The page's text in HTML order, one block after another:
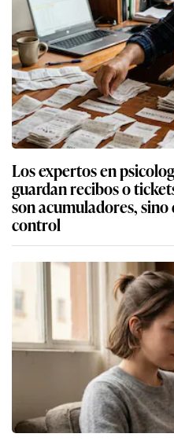
Los expertos en
guardan recibos o
son acumuladores,
control